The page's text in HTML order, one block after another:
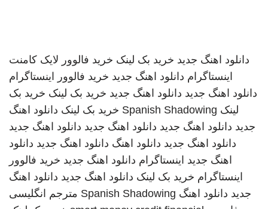
دانلود اهنگ جدید خرید بک لینک خرید فالوور لایک کامنت
اینستاگرام دانلود اهنگ جدید خرید فالوور اینستاگرام
دانلود اهنگ جدید دانلود اهنگ جدید خرید بک لینک خرید بک
لینک Spanish Shadowing خرید بک لینک دانلود اهنگ
جدید دانلود اهنگ جدید دانلود اهنگ جدید دانلود اهنگ جدید
دانلود اهنگ جدید دانلود اهنگ دانلود اهنگ جدید دانلود
اهنگ جدید اینستاگرام دانلود اهنگ جدید خرید فالوور
اینستاگرام خرید بک لینک دانلود اهنگ جدید دانلود اهنگ
جدید دانلود اهنگ Spanish Shadowing مترجم انگلیسی